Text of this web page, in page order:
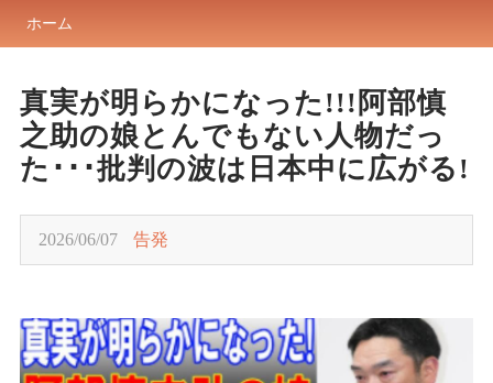
ホーム
真実が明らかになった!!!阿部慎
之助の娘とんでもない人物だっ
た･･･批判の波は日本中に広がる!
2026/06/07 告発